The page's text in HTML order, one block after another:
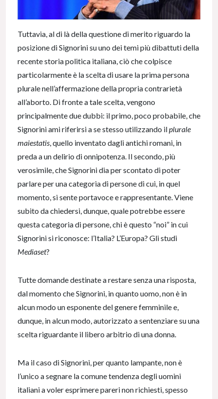
Tuttavia, al di là della questione di merito riguardo la
posizione di Signorini su uno dei temi più dibattuti della
recente storia politica italiana, ciò che colpisce
particolarmente è la scelta di usare la prima persona
plurale nell’affermazione della propria contrarietà
all’aborto. Di fronte a tale scelta, vengono
principalmente due dubbi: il primo, poco probabile, che
Signorini ami riferirsi a se stesso utilizzando ilplurale
maiestatis, quello inventato dagli antichi romani, in
preda a un delirio di onnipotenza. Il secondo, più
verosimile, che Signorini dia per scontato di poter
parlare per una categoria di persone di cui, in quel
momento, si sente portavoce e rappresentante. Viene
subito da chiedersi, dunque, quale potrebbe essere
questa categoria di persone, chi è questo “noi” in cui
Signorini si riconosce: l’Italia? L’Europa? Gli studi
Mediaset?
Tutte domande destinate a restare senza una risposta,
dal momento che Signorini, in quanto uomo, non è in
alcun modo un esponente del genere femminile e,
dunque, in alcun modo, autorizzato a sentenziare su una
scelta riguardante il libero arbitrio di una donna.
Ma il caso di Signorini, per quanto lampante, non è
l’unico a segnare la comune tendenza degli uomini
italiani a voler esprimere pareri non richiesti, spesso